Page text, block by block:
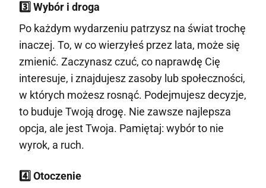
3️⃣ Wybór i droga
Po każdym wydarzeniu patrzysz na świat trochę
inaczej. To, w co wierzyłeś przez lata, może się
zmienić. Zaczynasz czuć, co naprawdę Cię
interesuje, i znajdujesz zasoby lub społeczności,
w których możesz rosnąć. Podejmujesz decyzje,
to buduje Twoją drogę. Nie zawsze najlepsza
opcja, ale jest Twoja. Pamiętaj: wybór to nie
wyrok, a ruch.
4️⃣ Otoczenie